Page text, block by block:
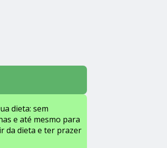
dieta: sem
e até mesmo para
da dieta e ter prazer